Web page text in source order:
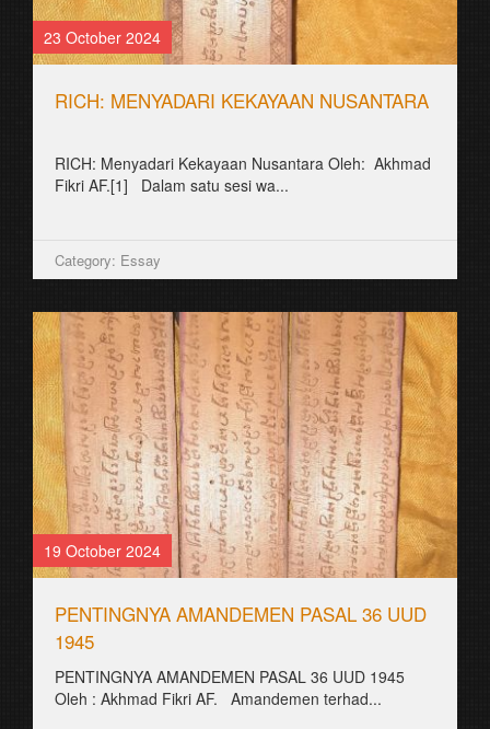
23 October 2024
RICH: MENYADARI KEKAYAAN NUSANTARA
RICH: Menyadari Kekayaan Nusantara Oleh: Akhmad
Fikri AF.[1] Dalam satu sesi wa...
Category: Essay
19 October 2024
PENTINGNYA AMANDEMEN PASAL 36 UUD
1945
PENTINGNYA AMANDEMEN PASAL 36 UUD 1945
Oleh : Akhmad Fikri AF. Amandemen terhad...